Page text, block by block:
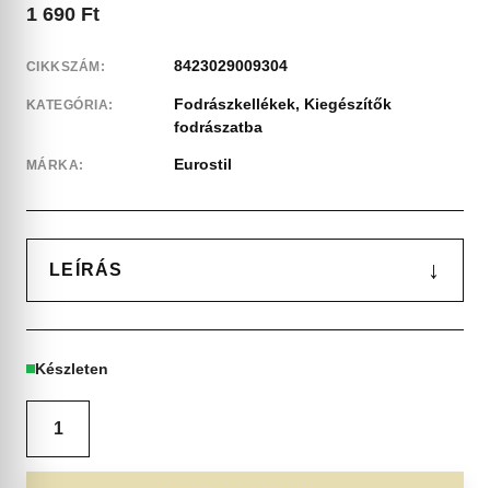
1 690 Ft
CIKKSZÁM: 8423029009304
KATEGÓRIA: Fodrászkellékek, Kiegészítők
fodrászatba
MÁRKA: Eurostil
LEÍRÁS ↓
Készleten